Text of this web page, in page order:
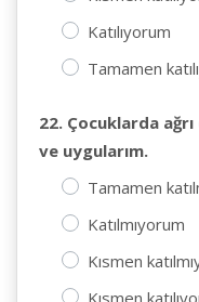
Katılıyorum
Tamamen
22. Çocuklarda
ve uygularım.
Tamamen
Katılmıyorum
Kısmen
Kısmen